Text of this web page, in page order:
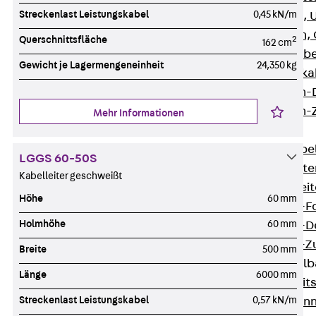
G Gitterbahn,
GI
GTD
GTDW
Gitterbahnen-
LGG
LGGS
Kabelleitern-
Kabelleitern-
Kabelleitern-
WPL
Streckenlast Leistungskabel 0,45 kN/m
Querschnittsfläche 162 cm2
Gewicht je Lagermengeneinheit 24,350 kg
Mehr Informationen
LGGS 60-50S
Kabelleiter geschweißt
Höhe 60 mm
Holmhöhe 60 mm
Breite 500 mm
Länge 6000 mm
Streckenlast Leistungskabel 0,57 kN/m